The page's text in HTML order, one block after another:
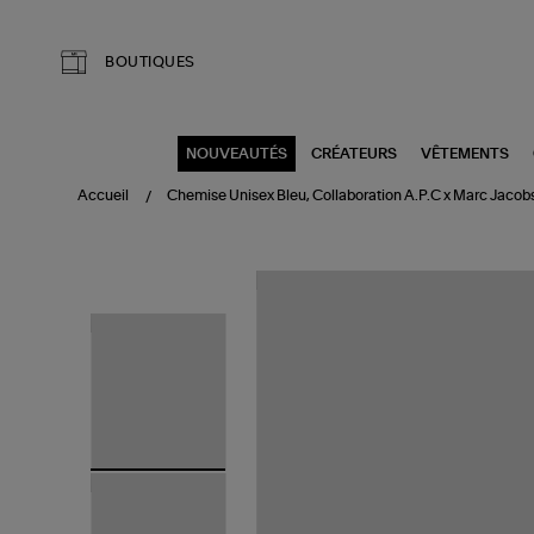
BOUTIQUES
NOUVEAUTÉS CRÉATEURS VÊTEMENTS
Accueil Chemise Unisex Bleu, Collaboration A.P.C x Marc